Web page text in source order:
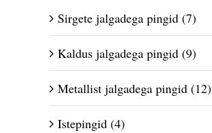
Sirgete jalgadega pingid (7)
Kaldus jalgadega pingid (9)
Metallist jalgadega pingid (12)
Istepingid (4)